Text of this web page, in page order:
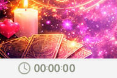
: :